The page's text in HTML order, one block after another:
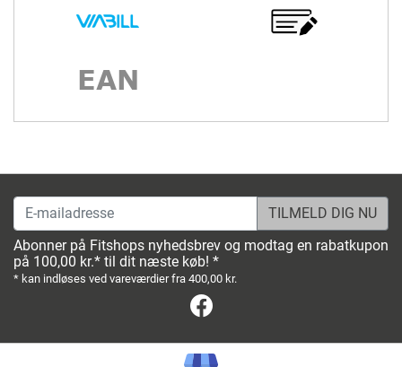
E-mailadresse
Abonner på Fitshops nyhedsbrev og modtag en rabatkupon
på 100,00 kr.* til dit næste køb! *
* kan indløses ved vareværdier fra 400,00 kr.